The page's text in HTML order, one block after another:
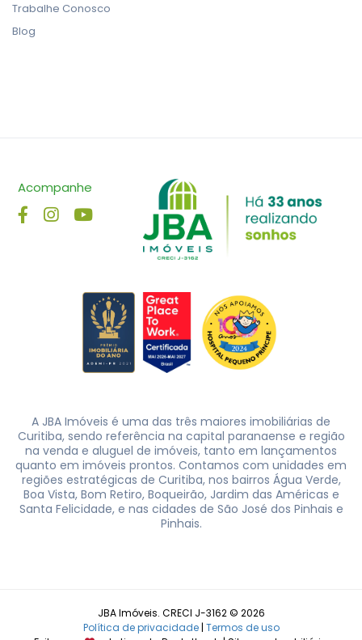
Trabalhe Conosco
Blog
Acompanhe
A JBA Imóveis é uma das três maiores imobiliárias de
Curitiba, sendo referência na capital paranaense e região
na venda e aluguel de imóveis, tanto em lançamentos
quanto em imóveis prontos. Contamos com unidades em
regiões estratégicas de Curitiba, nos bairros Água Verde,
Boa Vista, Bom Retiro, Boqueirão, Jardim das Américas e
Santa Felicidade, e nas cidades de São José dos Pinhais e
Pinhais.
JBA Imóveis. CRECI J-3162 © 2026
Política de privacidade| Termos de uso